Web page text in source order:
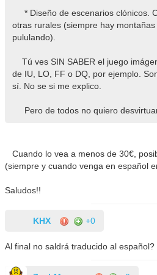
* Diseño de escenarios clónicos.
otras rurales (siempre hay
pululando).
Tú ves SIN SABER el juego
de IU, LO, FF o DQ, por ejemplo.
sí. No se si me explico.
Pero de todos no quiero
Cuando lo vea a menos de 30€,
(siempre y cuando venga en español
Saludos!!
KHX +0
Al final no saldrá traducido al español?